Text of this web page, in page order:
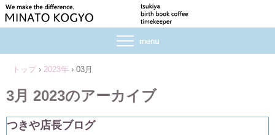
トップ › 2023年 › 03月
3月 2023のアーカイブ
つきや店長ブログ